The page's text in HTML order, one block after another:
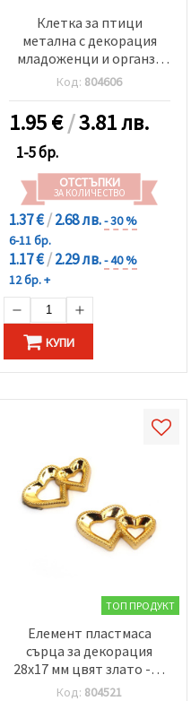
Клетка за птици
метална с декорация
младоженци и органза
55x97 мм цвят злато
Код: 804606
1.95€/3.81 лв.
1-5 бр.
ОТСТЪПКИ
ЗА КОЛИЧЕСТВО
1.37 €/2.68 лв.- 30 %
6-11 бр.
1.17 €/2.29 лв.- 40 %
12 бр. +
КУПИ
ТОП ПРОДУКТ
Елемент пластмаса
сърца за декорация
28x17 мм цвят злато -10
броя
Код: 804521